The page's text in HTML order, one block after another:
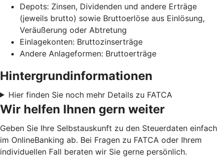
Depots: Zinsen, Dividenden und andere Erträge
(jeweils brutto) sowie Bruttoerlöse aus Einlösung,
Veräußerung oder Abtretung
Einlagekonten: Bruttozinserträge
Andere Anlageformen: Bruttoerträge
Hintergrundinformationen
Hier finden Sie noch mehr Details zu FATCA
Wir helfen Ihnen gern weiter
Geben Sie Ihre Selbstauskunft zu den Steuerdaten einfach
im OnlineBanking ab. Bei Fragen zu FATCA oder Ihrem
individuellen Fall beraten wir Sie gerne persönlich.